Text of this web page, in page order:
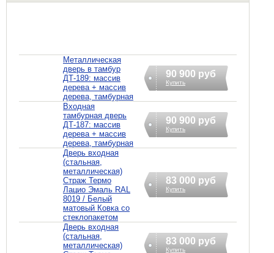
Металлическая
дверь в тамбур
ДТ-189: массив
дерева + массив
дерева, тамбурная
90 900 руб
Купить
Входная
тамбурная дверь
ДТ-187: массив
дерева + массив
дерева, тамбурная
90 900 руб
Купить
Дверь входная
(стальная,
металлическая)
Страж Термо
Лацио Эмаль RAL
8019 / Белый
матовый Ковка со
стеклопакетом
83 000 руб
Купить
Дверь входная
(стальная,
металлическая)
83 000 руб
Купить